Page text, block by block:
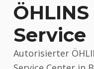
Service
Autorisierter